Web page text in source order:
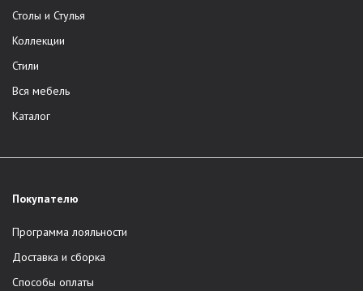
Столы и Стулья
Коллекции
Стили
Вся мебель
Каталог
Покупателю
Программа лояльности
Доставка и сборка
Способы оплаты